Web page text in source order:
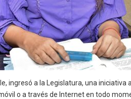
ingresó a la Legislatura, una
o a través de Internet en todo